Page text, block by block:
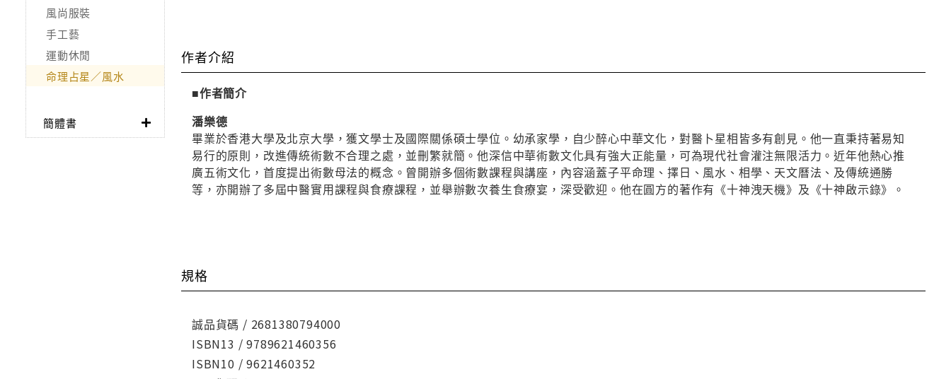
風尚服裝
手工藝
運動休閒
命理占星／風水
簡體書
作者介紹
■作者簡介
潘樂德
畢業於香港大學及北京大學，獲文學士及國際關係碩士學位。幼承家學，自少醉心中華文化，對醫卜星相皆多有創見。他一直秉持著易知
易行的原則，改進傳統術數不合理之處，並刪繁就簡。他深信中華術數文化具有強大正能量，可為現代社會灌注無限活力。近年他熱心推
廣五術文化，首度提出術數母法的概念。曾開辦多個術數課程與講座，內容涵蓋子平命理、擇日、風水、相學、天文曆法、及傳統通勝
等，亦開辦了多屆中醫實用課程與食療課程，並舉辦數次養生食療宴，深受歡迎。他在圓方的著作有《十神洩天機》及《十神啟示錄》。
規格
誠品貨碼 / 2681380794000
ISBN13 / 9789621460356
ISBN10 / 9621460352